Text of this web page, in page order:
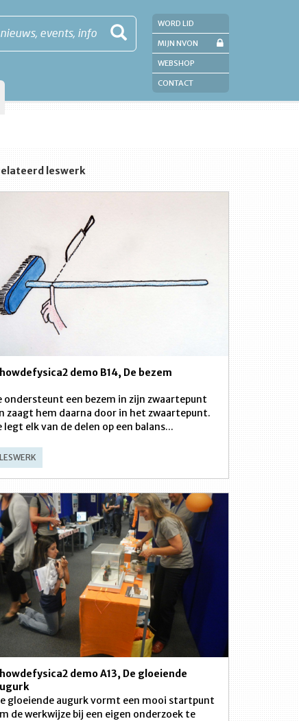
events, info
WORD LID
MIJN NVON
WEBSHOP
CONTACT
leswerk
demo B14, De bezem
ondersteunt een bezem in zijn zwaartepunt
zaagt hem daarna door in het zwaartepunt.
legt elk van de delen op een balans...
LESWERK
demo A13, De gloeiende
gloeiende augurk vormt een mooi startpunt
de werkwijze bij een eigen onderzoek te